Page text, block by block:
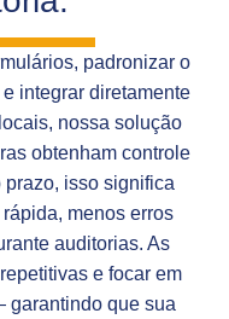
padronizar o
integrar diretamente
nossa solução
obtenham controle
isso significa
menos erros
auditorias. As
e focar em
garantindo que sua